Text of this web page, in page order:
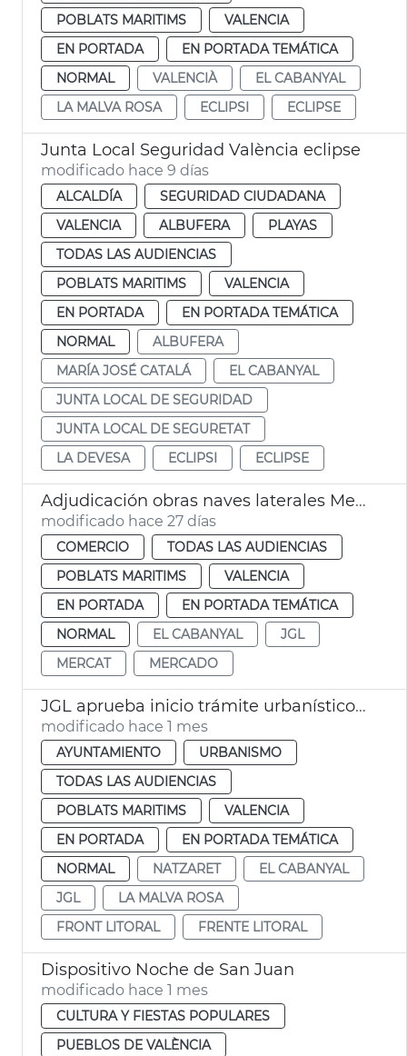
POBLATS MARITIMS
VALENCIA
EN PORTADA
EN PORTADA TEMÁTICA
NORMAL
VALENCIÀ
EL CABANYAL
LA MALVA ROSA
ECLIPSI ECLIPSE
Junta Local Seguridad València eclipse
modificado hace 9 días
ALCALDÍA
SEGURIDAD CIUDADANA
VALENCIA
ALBUFERA
PLAYAS
TODAS LAS AUDIENCIAS
POBLATS MARITIMS
VALENCIA
EN PORTADA
EN PORTADA TEMÁTICA
NORMAL
ALBUFERA
MARÍA JOSÉ CATALÁ
EL CABANYAL
JUNTA LOCAL DE SEGURIDAD
JUNTA LOCAL DE SEGURETAT
LA DEVESA
ECLIPSI ECLIPSE
Adjudicación obras naves laterales Mercat Cabanyal València
modificado hace 27 días
COMERCIO
TODAS LAS AUDIENCIAS
POBLATS MARITIMS
VALENCIA
EN PORTADA
EN PORTADA TEMÁTICA
NORMAL
EL CABANYAL
JGL
MERCAT
MERCADO
JGL aprueba inicio trámite urbanístico frente Litoral València
modificado hace 1 mes
AYUNTAMIENTO
URBANISMO
TODAS LAS AUDIENCIAS
POBLATS MARITIMS
VALENCIA
EN PORTADA
EN PORTADA TEMÁTICA
NORMAL
NATZARET
EL CABANYAL
JGL
LA MALVA ROSA
FRONT LITORAL
FRENTE LITORAL
Dispositivo Noche de San Juan
modificado hace 1 mes
CULTURA Y FIESTAS POPULARES
PUEBLOS DE VALÈNCIA